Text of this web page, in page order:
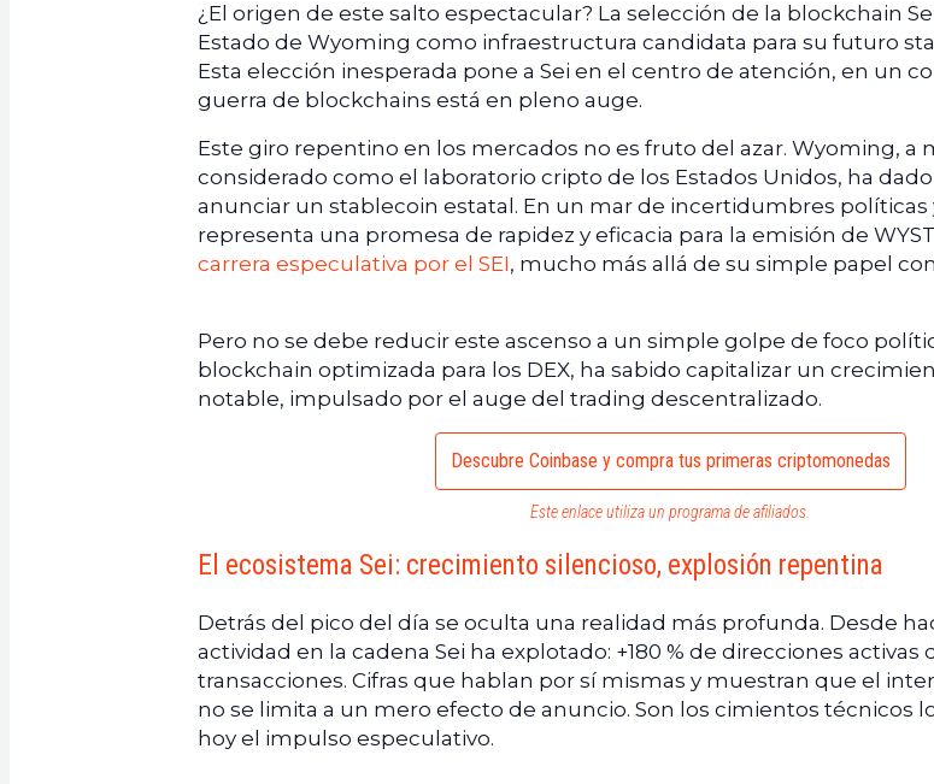
¿El origen de este salto espectacular? La selección de la blockchain
Estado de Wyoming como infraestructura candidata para su futuro
Esta elección inesperada pone a Sei en el centro de atención, en un
guerra de blockchains está en pleno auge.
Este giro repentino en los mercados no es fruto del azar. Wyoming, a
considerado como el laboratorio cripto de los Estados Unidos, ha
anunciar un stablecoin estatal. En un mar de incertidumbres políticas
representa una promesa de rapidez y eficacia para la emisión de
carrera especulativa por el SEI, mucho más allá de su simple papel
Pero no se debe reducir este ascenso a un simple golpe de foco
blockchain optimizada para los DEX, ha sabido capitalizar un
notable, impulsado por el auge del trading descentralizado.
Descubre Coinbase y compra tus primeras criptomonedas
Este enlace utiliza un programa de afiliados.
El ecosistema Sei: crecimiento silencioso, explosión repentina
Detrás del pico del día se oculta una realidad más profunda. Desde
actividad en la cadena Sei ha explotado: +180 % de direcciones activas
transacciones. Cifras que hablan por sí mismas y muestran que el
no se limita a un mero efecto de anuncio. Son los cimientos técnicos
hoy el impulso especulativo.